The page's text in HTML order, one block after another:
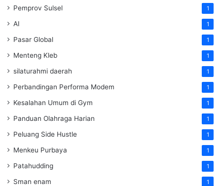
Pemprov Sulsel 1
AI 1
Pasar Global 1
Menteng Kleb 1
silaturahmi daerah 1
Perbandingan Performa Modem 1
Kesalahan Umum di Gym 1
Panduan Olahraga Harian 1
Peluang Side Hustle 1
Menkeu Purbaya 1
Patahudding 1
Sman enam 1